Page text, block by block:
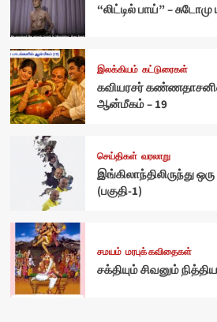
“லிட்டில் பாய்” – சுடோமு
இலக்கியம் கட்டுரைகள்
கவியரசர்
ஆன்மீகம் – 19
செய்திகள் வரலாறு
இங்கிலாந்திலிருந்து
(பகுதி-1)
சமயம் மரபுக் கவிதைகள்
சக்தியும் சிவனும்